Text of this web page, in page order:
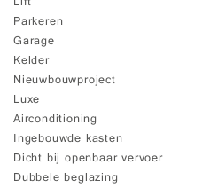
Parkeren
Garage
Kelder
Nieuwbouwproject
Luxe
Airconditioning
Ingebouwde kasten
Dicht bij openbaar vervoer
Dubbele beglazing